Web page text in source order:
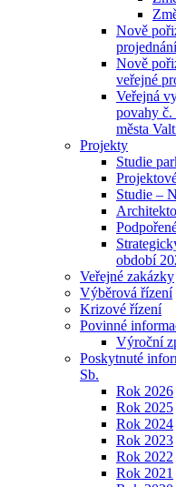
Nově
projednání
Nově
veřejné
Veřejná
povahy č.
města
Projekty
Studie
Studie –
období
Veřejné zakázky
Výběrová řízení
Krizové řízení
Povinné
Výroční
Poskytnuté
Sb.
Rok 2026
Rok 2025
Rok 2024
Rok 2023
Rok 2022
Rok 2021